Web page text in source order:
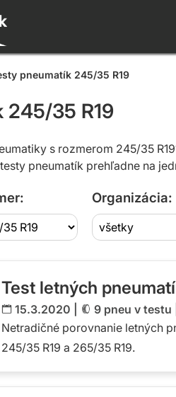
pneumatík 245/35 R19
245/35 R19
s rozmerom 245/35
pneumatík prehľadne na
Organizácia:
Test letných
15.3.2020 | 9 pneu v testu
Netradičné porovnanie letných
245/35 R19 a 265/35 R19.